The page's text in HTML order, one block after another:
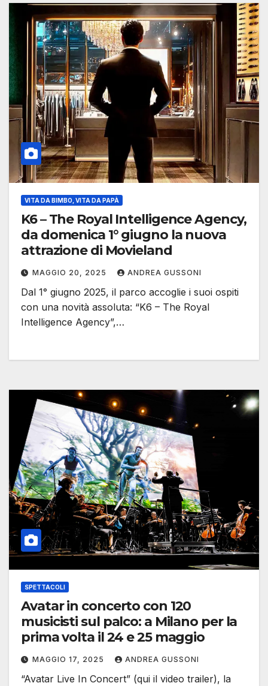
VITA DA BIMBO, VITA DA PAPÀ
K6 – The Royal Intelligence Agency,
da domenica 1° giugno la nuova
attrazione di Movieland
MAGGIO 20, 2025 ANDREA GUSSONI
Dal 1° giugno 2025, il parco accoglie i suoi ospiti
con una novità assoluta: “K6 – The Royal
Intelligence Agency”,…
SPETTACOLI
Avatar in concerto con 120
musicisti sul palco: a Milano per la
prima volta il 24 e 25 maggio
MAGGIO 17, 2025 ANDREA GUSSONI
“Avatar Live In Concert” (qui il video trailer), la